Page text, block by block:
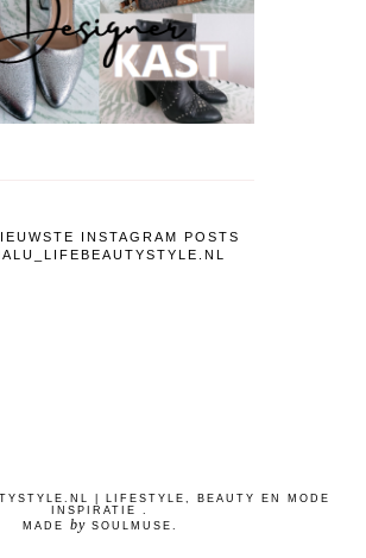
INSTAGRAM POSTS
| LIFESTYLE, BEAUTY EN MODE
INSPIRATIE .
MADE bySOULMUSE .